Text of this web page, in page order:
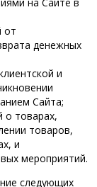
от
денежных
и
Сайта;
о товарах,
товаров,
и
мероприятий.
следующих